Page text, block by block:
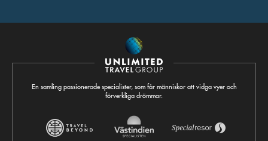
En samling passionerade specialister, som får människor att vidga vyer och
förverkliga drömmar.